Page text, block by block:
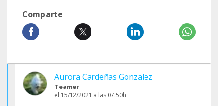
Comparte
Aurora Cardeñas Gonzalez
Teamer
el 15/12/2021 a las 07:50h